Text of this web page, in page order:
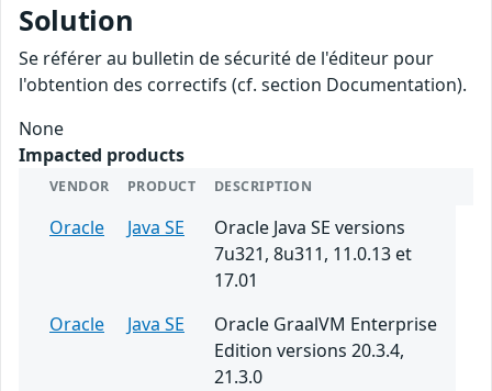
Solution
Se référer au bulletin de sécurité de l'éditeur pour
l'obtention des correctifs (cf. section Documentation).
None
Impacted products
VENDOR PRODUCT DESCRIPTION
Oracle Java SE
Oracle Java SE versions
7u321, 8u311, 11.0.13 et
17.01
Oracle
Java SE
Oracle GraalVM Enterprise
Edition versions 20.3.4,
21.3.0